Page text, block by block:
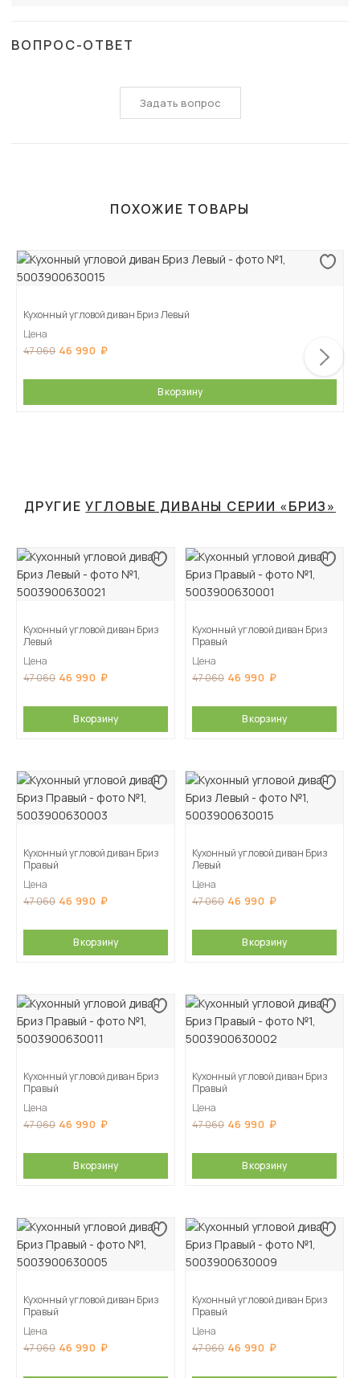
ВОПРОС-ОТВЕТ
Задать вопрос
ПОХОЖИЕ ТОВАРЫ
Кухонный угловой диван Бриз Левый
Цена
47 060 46 990
В корзину
ДРУГИЕУГЛОВЫЕ ДИВАНЫ СЕРИИ «БРИЗ»
Кухонный угловой диван Бриз
Левый
Цена
47 060 46 990
В корзину
Кухонный угловой диван Бриз
Правый
Цена
47 060 46 990
В корзину
Кухонный угловой диван Бриз
Правый
Цена
47 060 46 990
В корзину
Кухонный угловой диван Бриз
Левый
Цена
47 060 46 990
В корзину
Кухонный угловой диван Бриз
Правый
Цена
47 060 46 990
В корзину
Кухонный угловой диван Бриз
Правый
Цена
47 060 46 990
В корзину
Кухонный угловой диван Бриз
Правый
Цена
47 060 46 990
Кухонный угловой диван Бриз
Правый
Цена
47 060 46 990